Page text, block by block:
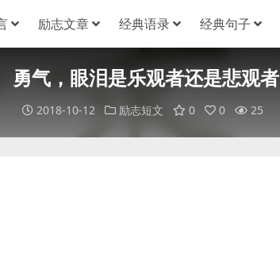
励志文章 经典语录 经典句子
勇气，眼泪是乐观者还是悲观者
2018-10-12 励志短文 0 0 25